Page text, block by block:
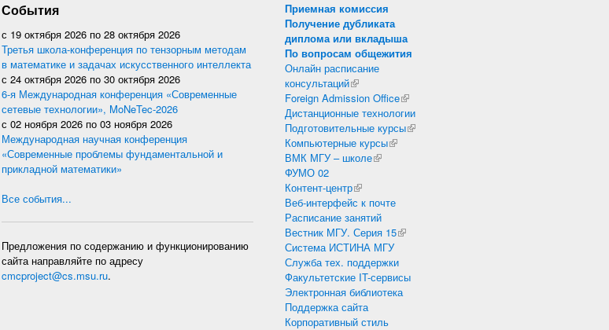
События
с 19 октября 2026 по 28 октября 2026
Третья школа-конференция по тензорным методам
в математике и задачах искусственного интеллекта
с 24 октября 2026 по 30 октября 2026
6-я Международная конференция «Современные
сетевые технологии», MoNeTec-2026
с 02 ноября 2026 по 03 ноября 2026
Международная научная конференция
«Современные проблемы фундаментальной и
прикладной математики»
Все события...
Предложения по содержанию и функционированию
сайта направляйте по адресу
cmcproject@cs.msu.ru.
Приемная комиссия
Получение дубликата
диплома или вкладыша
По вопросам общежития
Онлайн расписание
консультаций(внешняя ссылка)
Foreign Admission Office(внешняя ссылка)
Дистанционные технологии
Подготовительные курсы(внешняя ссылка)
Компьютерные курсы(внешняя ссылка)
ВМК МГУ – школе(внешняя ссылка)
ФУМО 02
Контент-центр(внешняя ссылка)
Веб-интерфейс к почте
Расписание занятий
Вестник МГУ. Серия 15(внешняя ссылка)
Система ИСТИНА МГУ
Служба тех. поддержки
Факультетские IT-сервисы
Электронная библиотека
Поддержка сайта
Корпоративный стиль